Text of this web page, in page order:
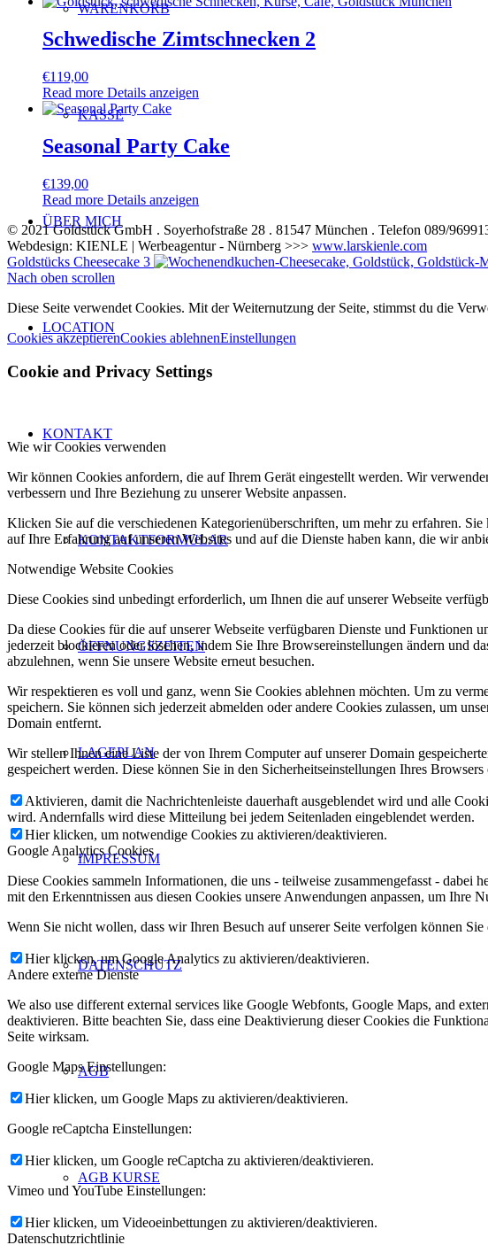
WARENKORB
KASSE
ÜBER MICH
LOCATION
KONTAKT
KONTAKTFORMULAR
ÖFFNUNGSZEITEN
LAGEPLAN
IMPRESSUM
DATENSCHUTZ
AGB
AGB KURSE
Schwedische Zimtschnecken 2
€119,00
Read more Details anzeigen
Seasonal Party Cake
€139,00
Read more Details anzeigen
© 2021 Goldstück GmbH . Soyerhofstraße 28 . 81547 München . Telefon 089/
Webdesign: KIENLE | Werbeagentur - Nürnberg >>> www.larskienle.com
Goldstücks Cheesecake 3
Nach oben scrollen
Diese Seite verwendet Cookies. Mit der Weiternutzung der Seite, stimmst du die
Cookies akzeptierenCookies ablehnenEinstellungen
Cookie and Privacy Settings
Wie wir Cookies verwenden
Wir können Cookies anfordern, die auf Ihrem Gerät eingestellt werden. Wir
verbessern und Ihre Beziehung zu unserer Website anpassen.
Klicken Sie auf die verschiedenen Kategorienüberschriften, um mehr zu erfahren.
auf Ihre Erfahrung auf unseren Websites und auf die Dienste haben kann, die wir
Notwendige Website Cookies
Diese Cookies sind unbedingt erforderlich, um Ihnen die auf unserer Webseite
Da diese Cookies für die auf unserer Webseite verfügbaren Dienste und
jederzeit blockieren oder löschen, indem Sie Ihre Browsereinstellungen ändern und
abzulehnen, wenn Sie unsere Website erneut besuchen.
Wir respektieren es voll und ganz, wenn Sie Cookies ablehnen möchten. Um zu
speichern. Sie können sich jederzeit abmelden oder andere Cookies zulassen, um
Domain entfernt.
Wir stellen Ihnen eine Liste der von Ihrem Computer auf unserer Domain
gespeichert werden. Diese können Sie in den Sicherheitseinstellungen Ihres Browsers
Aktivieren, damit die Nachrichtenleiste dauerhaft ausgeblendet wird und alle
wird. Andernfalls wird diese Mitteilung bei jedem Seitenladen eingeblendet werden.
Hier klicken, um notwendige Cookies zu aktivieren/deaktivieren.
Google Analytics Cookies
Diese Cookies sammeln Informationen, die uns - teilweise zusammengefasst -
mit den Erkenntnissen aus diesen Cookies unsere Anwendungen anpassen, um Ihre
Wenn Sie nicht wollen, dass wir Ihren Besuch auf unserer Seite verfolgen können
Hier klicken, um Google Analytics zu aktivieren/deaktivieren.
Andere externe Dienste
We also use different external services like Google Webfonts, Google Maps, and
deaktivieren. Bitte beachten Sie, dass eine Deaktivierung dieser Cookies die
Seite wirksam.
Google Maps Einstellungen:
Hier klicken, um Google Maps zu aktivieren/deaktivieren.
Google reCaptcha Einstellungen:
Hier klicken, um Google reCaptcha zu aktivieren/deaktivieren.
Vimeo und YouTube Einstellungen:
Hier klicken, um Videoeinbettungen zu aktivieren/deaktivieren.
Datenschutzrichtlinie